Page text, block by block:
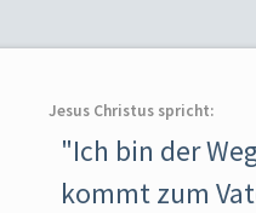
Jesus Christus spricht:
"Ich bin der
kommt zum